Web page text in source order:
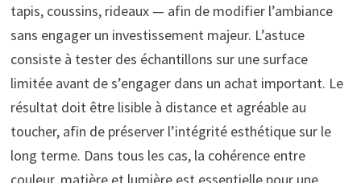
tapis, coussins, rideaux — afin de modifier l’ambiance
sans engager un investissement majeur. L’astuce
consiste à tester des échantillons sur une surface
limitée avant de s’engager dans un achat important. Le
résultat doit être lisible à distance et agréable au
toucher, afin de préserver l’intégrité esthétique sur le
long terme. Dans tous les cas, la cohérence entre
couleur, matière et lumière est essentielle pour une